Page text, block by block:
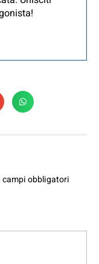
campi obbligatori